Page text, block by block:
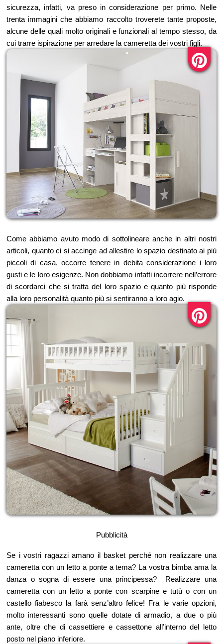
sicurezza, infatti, va preso in considerazione per primo. Nelle
trenta immagini che abbiamo raccolto troverete tante proposte,
alcune delle quali molto originali e funzionali al tempo stesso, da
cui trarre ispirazione per arredare la cameretta dei vostri figli.
Come abbiamo avuto modo di sottolineare anche in altri nostri
articoli, quanto ci si accinge ad allestire lo spazio destinato ai più
piccoli di casa, occorre tenere in debita considerazione i loro
gusti e le loro esigenze. Non dobbiamo infatti incorrere nell’errore
di scordarci che si tratta del loro spazio e quanto più risponde
alla loro personalità quanto più si sentiranno a loro agio.
Pubblicità
Se i vostri ragazzi amano il basket perché non realizzare una
cameretta con un letto a ponte a tema? La vostra bimba ama la
danza o sogna di essere una principessa? Realizzare una
cameretta con un letto a ponte con scarpine e tutù o con un
castello fiabesco la farà senz’altro felice! Fra le varie opzioni,
molto interessanti sono quelle dotate di armadio, a due o più
ante, oltre che di cassettiere e cassettone all’interno del letto
posto nel piano inferiore.